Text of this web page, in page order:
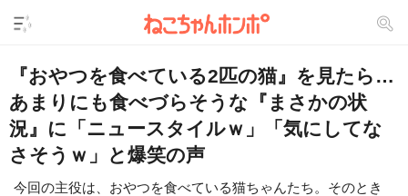
『おやつを食べている2匹の猫』を見たら…
あまりにも食べづらそうな『まさかの状
況』に「ニュースタイルｗ」「気にしてな
さそうｗ」と爆笑の声
今回の主役は、おやつを食べている猫ちゃんたち。そのとき